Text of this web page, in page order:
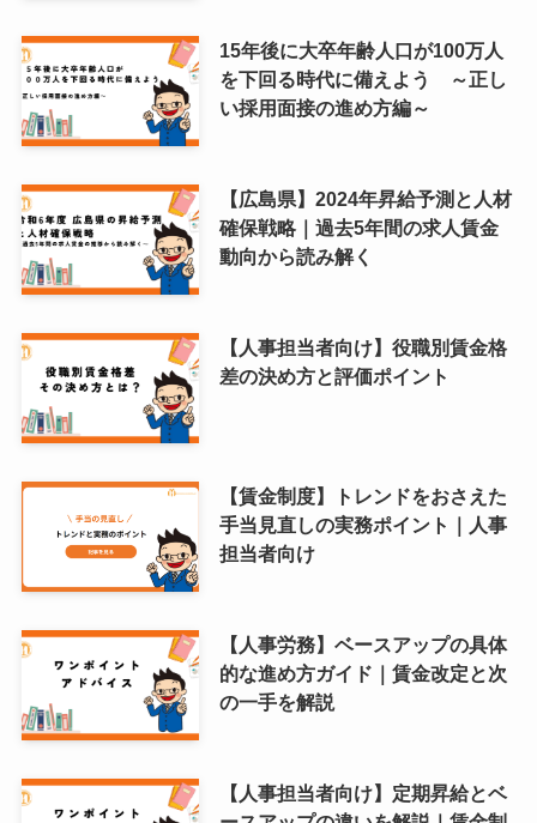
15年後に大卒年齢人口が100万人
を下回る時代に備えよう ～正し
い採用面接の進め方編～
【広島県】2024年昇給予測と人材
確保戦略｜過去5年間の求人賃金
動向から読み解く
【人事担当者向け】役職別賃金格
差の決め方と評価ポイント
【賃金制度】トレンドをおさえた
手当見直しの実務ポイント｜人事
担当者向け
【人事労務】ベースアップの具体
的な進め方ガイド｜賃金改定と次
の一手を解説
【人事担当者向け】定期昇給とベ